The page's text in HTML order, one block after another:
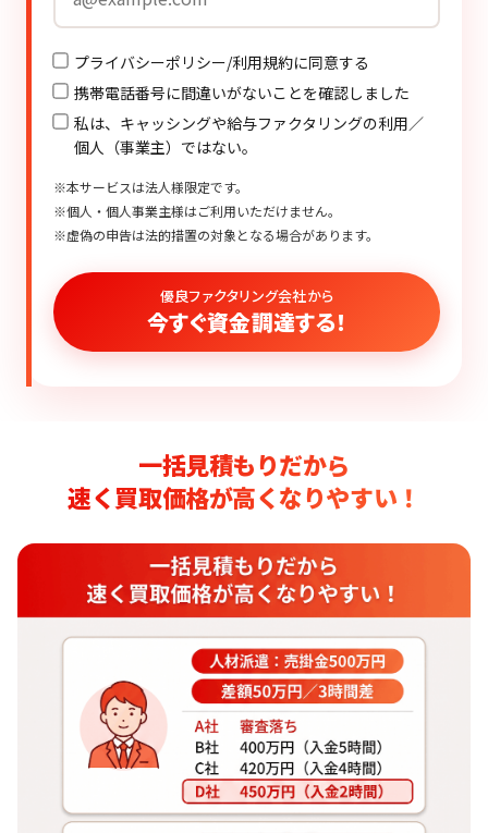
プライバシーポリシー/利用規約に同意する
携帯電話番号に間違いがないことを確認しました
私は、キャッシングや給与ファクタリングの利用／
個人（事業主）ではない。
※本サービスは法人様限定です。
※個人・個人事業主様はご利用いただけません。
※虚偽の申告は法的措置の対象となる場合があります。
優良ファクタリング会社から
今すぐ資金調達する！
一括見積もりだから
速く買取価格が高くなりやすい！